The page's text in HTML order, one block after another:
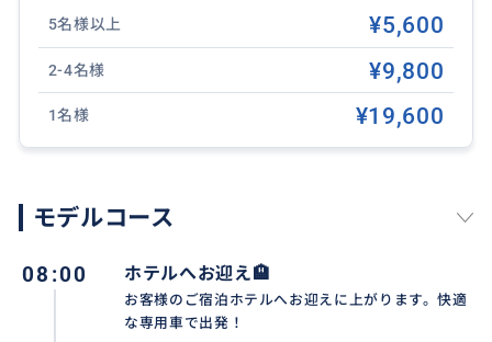
送迎も可能なので、初日、最終日、ホテル移動日を利
用してツアーに参加。貴重な旅の時間を有効活用でき
ます♪
チャーター代（ガソリン代）、ホテル送迎（対象エリ
❖ 含まれないもの：各施設への入場料、アクティビテ
ィ代（スイング/ブランコ/舞踊鑑賞料金）、個人的な費
用（お土産、食事代等）、駐車場料金、チップ（目
5名様以上 ¥5,600
2-4名様 ¥9,800
1名様 ¥19,600
モデルコース
08:00 ホテルへお迎え🏨
お客様のご宿泊ホテルへお迎えに上がります。快適
な専用車で出発！